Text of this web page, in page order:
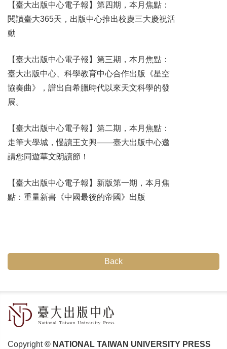
【臺大出版中心電子報​】第四期，本月焦點：
閱讀臺大365天，出版中心推出校慶三大慶祝活
動
【臺大出版中心電子報​】第三期，本月焦​點：
臺大出版中心、科學教育中心合作出版《星空
協奏曲》，譜出自希臘時代以來天文科學的發
展。
【臺大出版中心電子報​】第二期，本月焦​點：
走筆大學城，慢讀​王文興——臺大出版中​心邀
請您同遊華文朗讀​節！
【臺大出版中心電子報】新版第一期，本月焦
點：重量新書《中國最後的帝國》出版
Back
Copyright© NATIONAL TAIWAN UNIVERSITY PRESS